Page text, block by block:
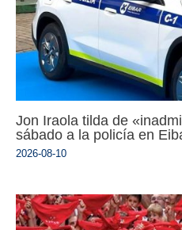
Jon Iraola tilda de
sábado a la policía en
2026-08-10